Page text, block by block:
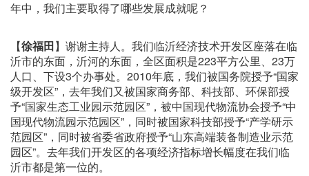
年中，我们主要取得了哪些发展成就呢？
【徐福田】谢谢主持人。我们临沂经济技术开发区座落在临
沂市的东面，沂河的东面，全区面积是223平方公里、23万
人口、下设3个办事处。2010年底，我们被国务院授予“国家
级开发区”，去年我们又被国家商务部、科技部、环保部授
予“国家生态工业园示范园区”，被中国现代物流协会授予“中
国现代物流园示范园区”，同时被国家科技部授予“产学研示
范园区”，同时被省委省政府授予“山东高端装备制造业示范
园区”。去年我们开发区的各项经济指标增长幅度在我们临
沂市都是第一位的。